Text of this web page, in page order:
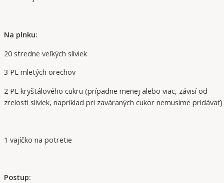
Na plnku:
20 stredne veľkých sliviek
3 PL mletých orechov
2 PL kryštálového cukru (prípadne menej alebo viac, závisí od
zrelosti sliviek, napríklad pri zaváraných cukor nemusíme pridávať)
1 vajíčko na potretie
Postup: